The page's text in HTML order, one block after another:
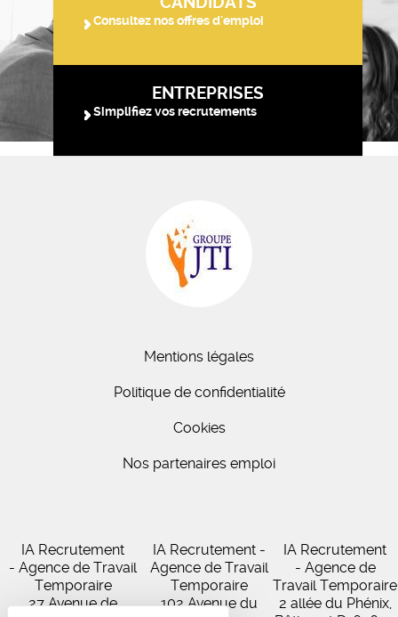
Consultez nos offres d'emploi
ENTREPRISES
Simplifiez vos recrutements
Mentions légales
Politique de confidentialité
Cookies
Nos partenaires emploi
IA Recrutement
- Agence de Travail
Temporaire
27 Avenue de
IA Recrutement -
Agence de Travail
Temporaire
102 Avenue du
IA Recrutement
- Agence de
Travail Temporaire
2 allée du Phénix,